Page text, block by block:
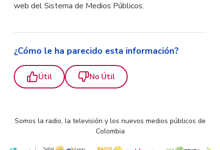
web del Sistema de Medios Públicos.
¿Cómo le ha parecido esta información?
Útil No Útil
Somos la radio, la televisión y los nuevos medios públicos de
Colombia